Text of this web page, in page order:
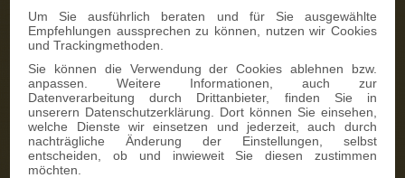
Um Sie ausführlich beraten und für Sie ausgewählte
Empfehlungen aussprechen zu können, nutzen wir Cookies
und Trackingmethoden.
Sie können die Verwendung der Cookies ablehnen bzw.
anpassen. Weitere Informationen, auch zur
Datenverarbeitung durch Drittanbieter, finden Sie in
unserern Datenschutzerklärung. Dort können Sie einsehen,
welche Dienste wir einsetzen und jederzeit, auch durch
nachträgliche Änderung der Einstellungen, selbst
entscheiden, ob und inwieweit Sie diesen zustimmen
möchten.